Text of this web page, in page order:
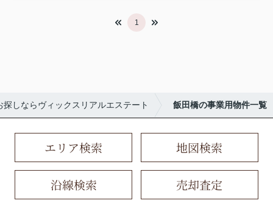
1
しならヴィックスリアルエステート 飯田橋の事業用物件一覧
エリア検索 地図検索
沿線検索 売却査定